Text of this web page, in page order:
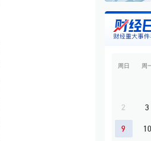
10 上半
利润
周日 周
2 3
9 10